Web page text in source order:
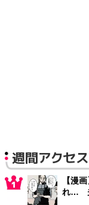
週間アクセ
【漫
れ… 夫